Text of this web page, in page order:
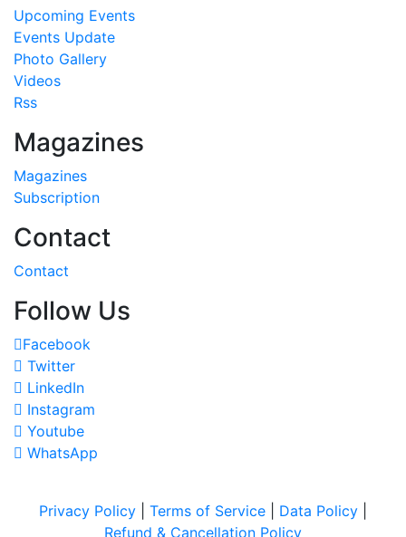
Upcoming Events
Events Update
Photo Gallery
Videos
Rss
Magazines
Magazines
Subscription
Contact
Contact
Follow Us
Facebook
Twitter
LinkedIn
Instagram
Youtube
WhatsApp
Privacy Policy Terms of Service Data Policy
Refund & Cancellation Policy